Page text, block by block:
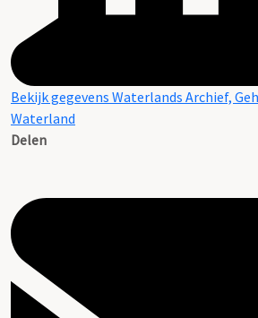
Bekijk gegevens Waterlands Archief,
Waterland
Delen